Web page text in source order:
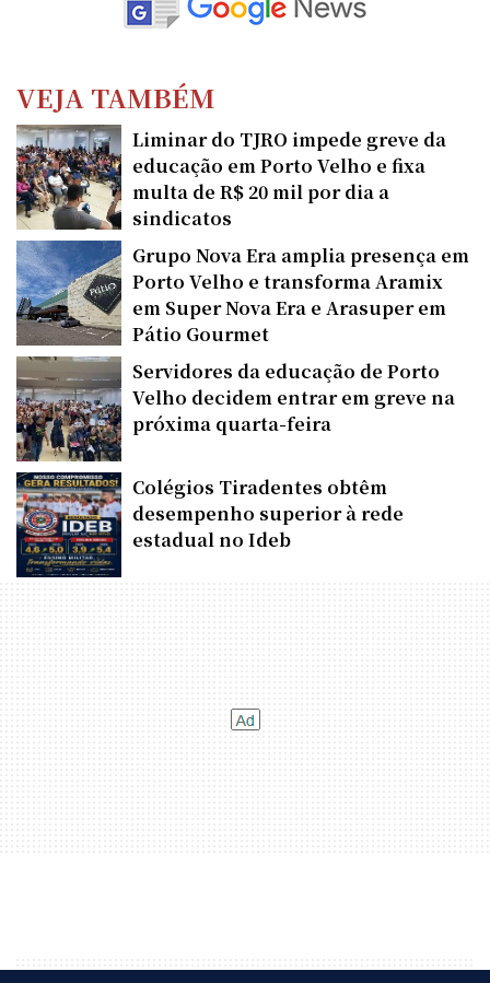
VEJA TAMBÉM
Liminar do TJRO impede greve da
educação em Porto Velho e fixa
multa de R$ 20 mil por dia a
sindicatos
Grupo Nova Era amplia presença em
Porto Velho e transforma Aramix
em Super Nova Era e Arasuper em
Pátio Gourmet
Servidores da educação de Porto
Velho decidem entrar em greve na
próxima quarta-feira
Colégios Tiradentes obtêm
desempenho superior à rede
estadual no Ideb